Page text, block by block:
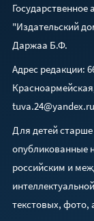
"Издательский
Даржаа Б.Ф.
Адрес редакции:
tuva.24@yandex.ru
Для детей
опубликованные
российским и
текстовых, фото,